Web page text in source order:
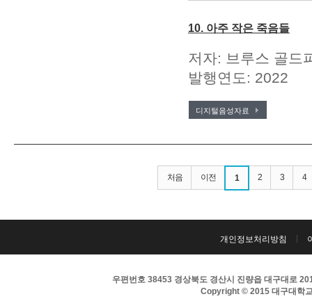
10. 아주 작은 죽음들
저자: 브루스 골드
발행연도: 2022
디지털음성자료
처음 이전 1 2 3 4
개인정보처리방침
우편번호 38453 경상북도 경산시 진량읍 대구대로
Copyright © 2015 대구대학